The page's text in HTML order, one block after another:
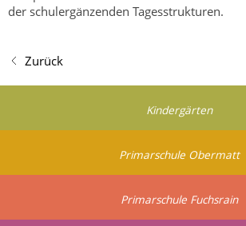
der schulergänzenden Tagesstrukturen.
Zurück
Kindergärten
Primarschule Obermatt
Primarschule Fuchsrain